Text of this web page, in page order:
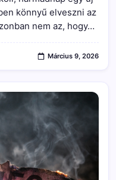
Valódi
Vagyonépítés?
Bejegyzéshez
könnyű elveszni az
nem az, hogy…
Március 9, 2026